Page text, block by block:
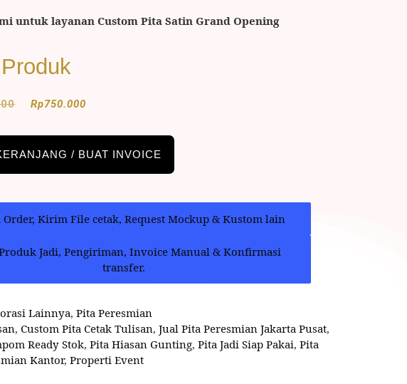
untuk layanan Custom Pita Satin Grand Opening
Rp750.000
/ BUAT INVOICE
Order, Kirim File cetak, Request Mockup & Kustom lain
Jadi, Pengiriman, Invoice Manual & Konfirmasi
transfer.
Lainnya, Pita Peresmian
, Custom Pita Cetak Tulisan, Jual Pita Peresmian Jakarta Pusat,
Ready Stok, Pita Hiasan Gunting, Pita Jadi Siap Pakai, Pita
Kantor, Properti Event